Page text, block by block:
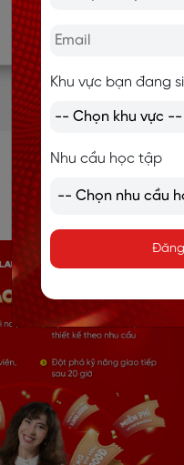
Khu vực bạn đang
Nhu cầu học tập